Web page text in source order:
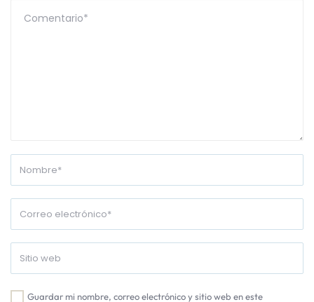
Guardar mi nombre, correo electrónico y sitio web en este